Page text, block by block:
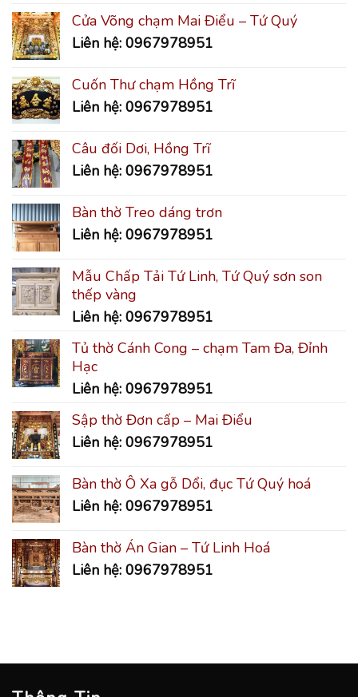
Cửa Võng chạm Mai Điểu – Tứ Quý
Liên hệ: 0967978951
Cuốn Thư chạm Hồng Trĩ
Liên hệ: 0967978951
Câu đối Dơi, Hồng Trĩ
Liên hệ: 0967978951
Bàn thờ Treo dáng trơn
Liên hệ: 0967978951
Mẫu Chấp Tải Tứ Linh, Tứ Quý sơn son
thếp vàng
Liên hệ: 0967978951
Tủ thờ Cánh Cong – chạm Tam Đa, Đỉnh
Hạc
Liên hệ: 0967978951
Sập thờ Đơn cấp – Mai Điểu
Liên hệ: 0967978951
Bàn thờ Ô Xa gỗ Dổi, đục Tứ Quý hoá
Liên hệ: 0967978951
Bàn thờ Án Gian – Tứ Linh Hoá
Liên hệ: 0967978951